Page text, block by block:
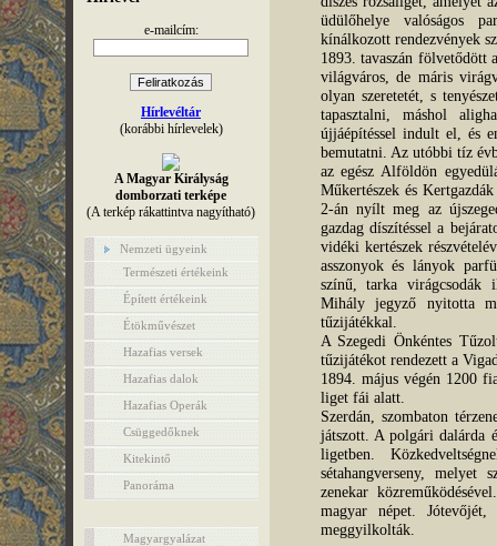
e-mailcím:
Hírlevéltár
(korábbi hírlevelek)
A Magyar Királyság
domborzati terképe
(A terkép rákattintva nagyítható)
Nemzeti ügyeink
Természeti értékeink
Épített értékeink
Étökművészet
Hazafias versek
Hazafias dalok
Hazafias Operák
Csüggedőknek
Kitekintő
Panoráma
Magyargyalázat
üdülőhelye valóságos
kínálkozott rendezvények
1893. tavaszán fölvetődött
világváros, de máris
olyan szeretetét, s
tapasztalni, máshol
újjáépítéssel indult el, és
bemutatni. Az utóbbi tíz
az egész Alföldön
Műkertészek és
2-án nyílt meg az
gazdag díszítéssel a
vidéki kertészek
asszonyok és lányok
színű, tarka virágcsodák
Mihály jegyző nyitotta
tűzijátékkal.
A Szegedi Önkéntes
tűzijátékot rendezett a
1894. május végén 1200
liget fái alatt.
Szerdán, szombaton
játszott. A polgári dalárda
ligetben.
sétahangverseny,
zenekar
magyar népet. Jótevőjét,
meggyilkolták.